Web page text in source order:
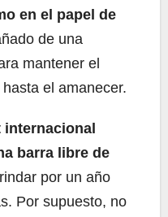
en el papel de
de una
mantener el
el amanecer.
internacional
barra libre de
por un año
Por supuesto, no